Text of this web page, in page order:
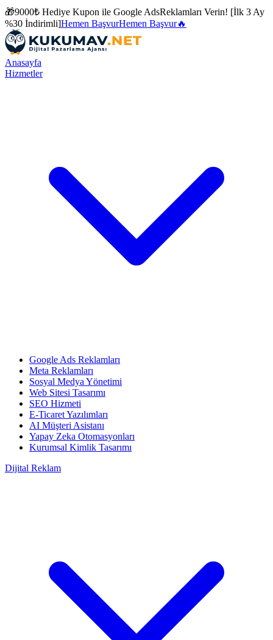
🎁9000₺ Hediye Kupon ile Google AdsReklamları Verin! [İlk 3 Ay
%30 İndirimli]Hemen BaşvurHemen Başvur🔥
Anasayfa
Hizmetler
Google Ads Reklamları
Meta Reklamları
Sosyal Medya Yönetimi
Web Sitesi Tasarımı
SEO Hizmeti
E-Ticaret Yazılımları
AI Müşteri Asistanı
Yapay Zeka Otomasyonları
Kurumsal Kimlik Tasarımı
Dijital Reklam